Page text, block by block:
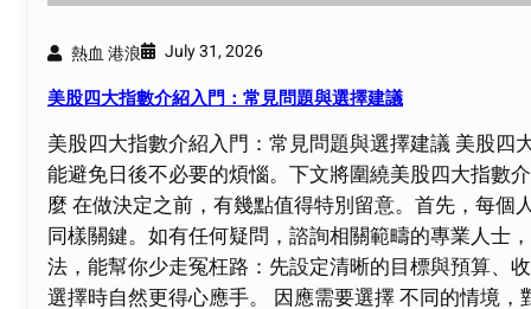
熱血 港浪 July 31, 2026
美股四大指數介紹入門：常見問題與選擇建議
美股四大指數介紹入門：常見問題與選擇建議 美股
能避免日後不必要的煩惱。下文將圍繞美股四大指數
麼 在做決定之前，有幾點值得特別留意。首先，每
同樣關鍵。如有任何疑問，諮詢相關範疇的專業人士
法，能幫你少走冤枉路：先設定清晰的目標與預算、
選擇時自然更得心應手。 因應需要選擇 不同的情境